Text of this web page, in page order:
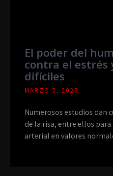
El poder del
contra el estrés
difíciles
MARZO 5, 2025
Numerosos estudios dan
de la risa, entre ellos
arterial en valores